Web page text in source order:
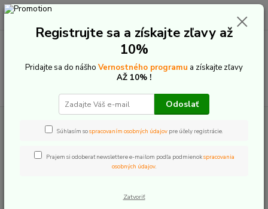
+421 907 20 22 33
0,00 €
E-Bike GPS lokátoy
Registrujte sa a získajte zľavy až
10%
Pridajte sa do nášho Vernostného programu a získajte zľavy
AŽ 10% !
Odoslať
Súhlasím sospracovaním osobných údajov pre účely registrácie.
Prajem si odoberať newslettere e-mailom podľa podmienokspracovania
osobných údajov.
Zatvoriť